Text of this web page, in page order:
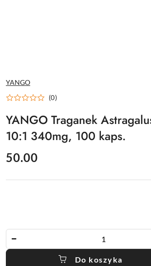
NAZWA
PRODUCENTA:
YANGO
(0)
YANGO Traganek
10:1 340mg, 100 kaps.
cena:
50.00
Do koszyka